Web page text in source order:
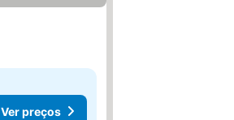
Ver preços